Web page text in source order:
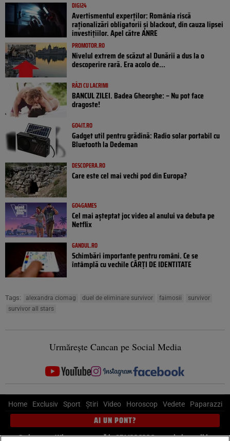
DIGI24
Avertismentul experților: România riscă
raționalizări obligatorii și blackout, din cauza lipsei
investițiilor. Apel către ANRE
PROMOTOR.RO
Nivelul extrem de scăzut al Dunării a dus la o
descoperire rară. Era acolo de...
RÂZI CU LACRIMI
BANCUL ZILEI. Badea Gheorghe: – Nu pot face
dragoste!
GO4IT.RO
Gadget util pentru grădină: Radio solar portabil cu
Bluetooth la Dedeman
DESCOPERA.RO
Care este cel mai vechi pod din Europa?
GO4GAMES
Cel mai așteptat joc video al anului va debuta pe
Netflix
GANDUL.RO
Schimbări importante pentru români. Ce se
întâmplă cu vechile CĂRȚI DE IDENTITATE
Tags: alexandra ciomag duel de eliminare survivor faimosii
survivor
survivor all stars
Urmărește Cancan pe Social Media
Home Exclusiv Sport Știri Video Horoscop Vedete Paparazzi
AI UN PONT?
Scrie-ne pe Whatsapp, sună la 0741226226 sau trimite mail la